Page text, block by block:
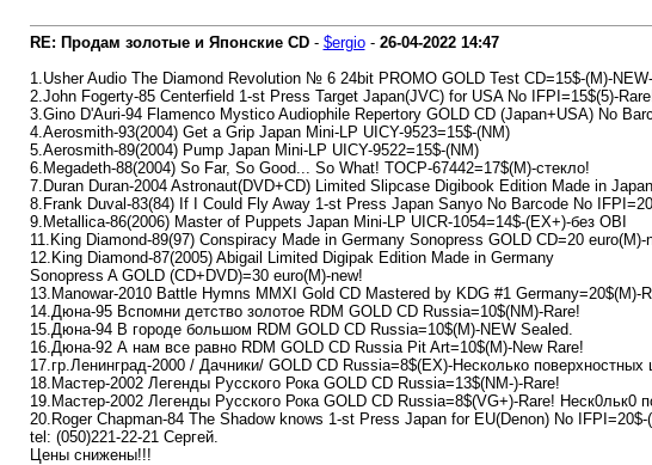
RE: Продам золотые и Японские CD- $ergio- 26-04-2022 14:47
1.Usher Audio The Diamond Revolution № 6 24bit PROMO GOLD Test CD=15$-(M)-
2.John Fogerty-85 Centerfield 1-st Press Target Japan(JVC) for USA No IFPI=15$(5)-
3.Gino D'Auri-94 Flamenco Mystico Audiophile Repertory GOLD CD (Japan+USA) No
4.Aerosmith-93(2004) Get a Grip Japan Mini-LP UICY-9523=15$-(NM)
5.Aerosmith-89(2004) Pump Japan Mini-LP UICY-9522=15$-(NM)
6.Megadeth-88(2004) So Far, So Good... So What! TOCP-67442=17$(M)-стекло!
7.Duran Duran-2004 Astronaut(DVD+CD) Limited Slipcase Digibook Edition Made in
8.Frank Duval-83(84) If I Could Fly Away 1-st Press Japan Sanyo No Barcode No
9.Metallica-86(2006) Master of Puppets Japan Mini-LP UICR-1054=14$-(EX+)-без OBI
11.King Diamond-89(97) Conspiracy Made in Germany Sonopress GOLD CD=20 euro(M)-
12.King Diamond-87(2005) Abigail Limited Digipak Edition Made in Germany
Sonopress A GOLD (CD+DVD)=30 euro(M)-new!
13.Manowar-2010 Battle Hymns MMXI Gold CD Mastered by KDG #1 Germany=20$(M)-
14.Дюна-95 Вспомни детство золотое RDM GOLD CD Russia=10$(NM)-Rare!
15.Дюна-94 В городе большом RDM GOLD CD Russia=10$(M)-NEW Sealed.
16.Дюна-92 А нам все равно RDM GOLD CD Russia Pit Art=10$(M)-New Rare!
17.гр.Ленинград-2000 / Дачники/ GOLD CD Russia=8$(EX)-Нескoлькo поверхностных
18.Мастер-2002 Легенды Русского Рока GOLD CD Russia=13$(NM-)-Rare!
19.Мастер-2002 Легенды Русского Рока GOLD CD Russia=8$(VG+)-Rare! Неск0льк0
20.Roger Chapman-84 The Shadow knows 1-st Press Japan for EU(Denon) No
tel: (050)221-22-21 Сергей.
Цены снижены!!!